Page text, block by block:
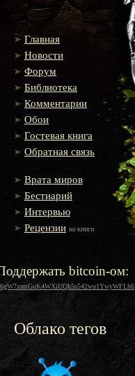
Главная
Новости
Форум
Библиотека
Комментарии
Обои
Гостевая книга
Обратная связь
Врата миров
Бестиарий
Интервью
Рецензии на книги
bitcoin-ом:
Облако тегов